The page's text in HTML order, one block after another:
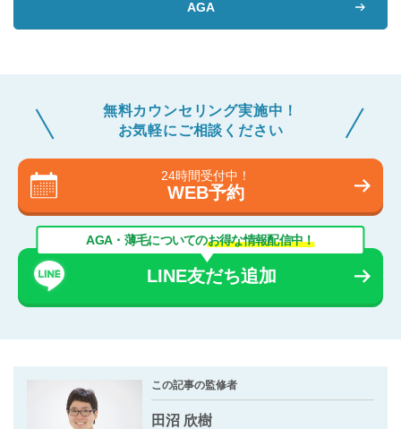
AGA
無料カウンセリング実施中！
お気軽にご相談ください
24時間受付中！
WEB予約
AGA・薄毛についてのお得な情報配信中！
LINE友だち追加
この記事の監修者
田沼 欣樹